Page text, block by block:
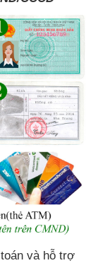
và hỗ trợ